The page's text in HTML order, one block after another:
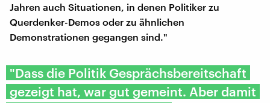
Jahren auch Situationen, in denen Politiker zu
Querdenker-Demos oder zu ähnlichen
Demonstrationen gegangen sind."
"Dass die Politik Gesprächsbereitschaft
gezeigt hat, war gut gemeint. Aber damit